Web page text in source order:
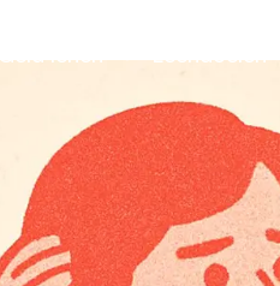
lenen Leendoelen